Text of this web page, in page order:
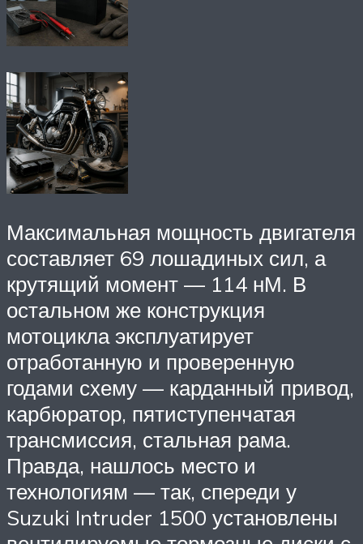
Максимальная мощность двигателя
составляет 69 лошадиных сил, а
крутящий момент — 114 нМ. В
остальном же конструкция
мотоцикла эксплуатирует
отработанную и проверенную
годами схему — карданный привод,
карбюратор, пятиступенчатая
трансмиссия, стальная рама.
Правда, нашлось место и
технологиям — так, спереди у
Suzuki Intruder 1500 установлены